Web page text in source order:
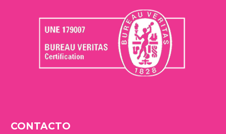
CONTACTO